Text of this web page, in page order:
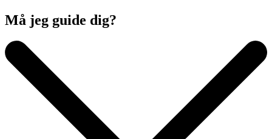
Må jeg guide dig?